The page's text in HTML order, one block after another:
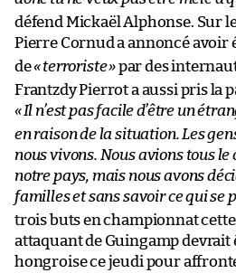
défend Mickaël Alphonse. Sur
Pierre Cornud a annoncé avoir
de«terroriste»par des
Frantzdy Pierrot a aussi pris la
«Il n’est pas facile d’être un
en raison de la situation. Les
nous vivons. Nous avions tous
notre pays, mais nous avons
familles et sans savoir ce qui se
trois buts en championnat cette
attaquant de Guingamp devrait
hongroise ce jeudi pour